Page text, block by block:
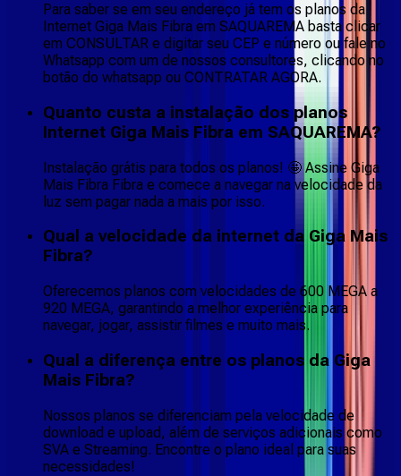
Para saber se em seu endereço já tem os planos da
Internet Giga Mais Fibra em SAQUAREMA basta clicar
em CONSULTAR e digitar seu CEP e número ou fale no
Whatsapp com um de nossos consultores, clicando no
botão do whatsapp ou CONTRATAR AGORA.
Quanto custa a instalação dos planos
Internet Giga Mais Fibra em SAQUAREMA?
Instalação grátis para todos os planos! 🤩 Assine Giga
Mais Fibra Fibra e comece a navegar na velocidade da
luz sem pagar nada a mais por isso.
Qual a velocidade da internet da Giga Mais
Fibra?
Oferecemos planos com velocidades de 600 MEGA a
920 MEGA, garantindo a melhor experiência para
navegar, jogar, assistir filmes e muito mais.
Qual a diferença entre os planos da Giga
Mais Fibra?
Nossos planos se diferenciam pela velocidade de
download e upload, além de serviços adicionais como
SVA e Streaming. Encontre o plano ideal para suas
necessidades!